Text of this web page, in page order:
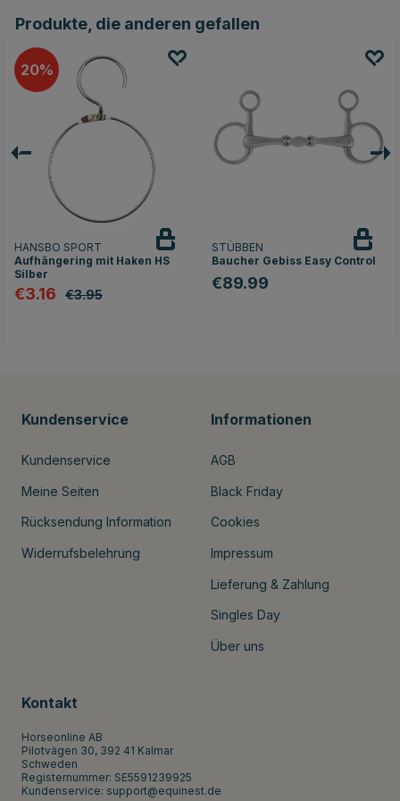
Produkte, die anderen gefallen
20
HANSBO SPORT
Aufhängering mit Haken HS
Silber
€3.16 €3.95
STÜBBEN
Baucher Gebiss Easy Control
€89.99
Kundenservice
Kundenservice
Meine Seiten
Rücksendung Information
Widerrufsbelehrung
Informationen
AGB
Black Friday
Cookies
Impressum
Lieferung & Zahlung
Singles Day
Über uns
Kontakt
Horseonline AB
Pilotvägen 30, 392 41 Kalmar
Schweden
Registernummer: SE5591239925
Kundenservice: support@equinest.de